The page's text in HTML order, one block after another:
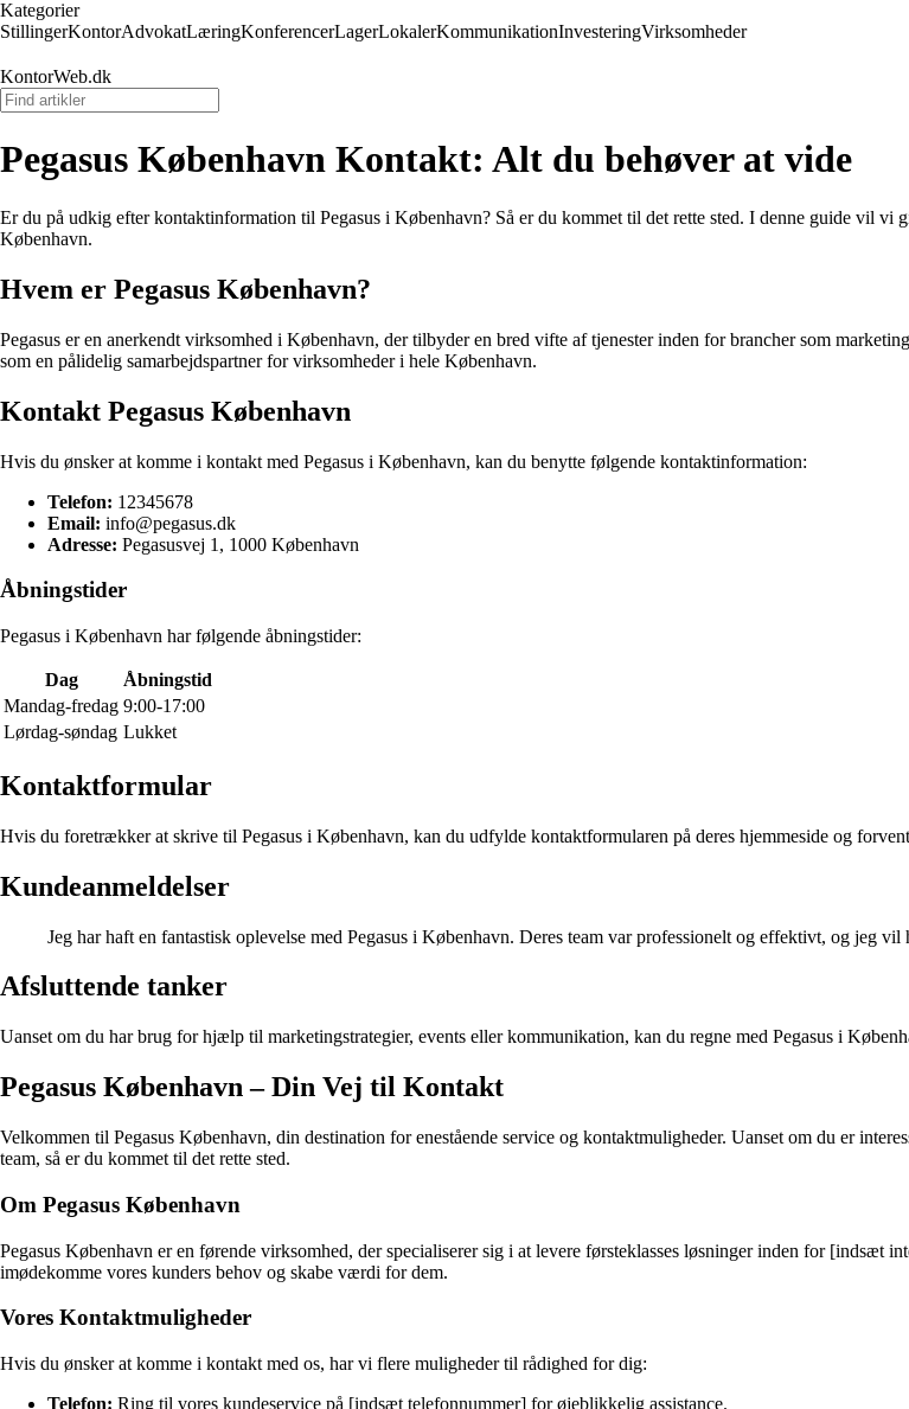
Kategorier
StillingerKontorAdvokatLæringKonferencerLagerLokalerKommunikationInvesteringVirksomheder
KontorWeb.dk
Pegasus København Kontakt: Alt du behøver at vide
Er du på udkig efter kontaktinformation til Pegasus i København? Så er du kommet til det rette sted. I denne guide vil
København.
Hvem er Pegasus København?
Pegasus er en anerkendt virksomhed i København, der tilbyder en bred vifte af tjenester inden for brancher som
som en pålidelig samarbejdspartner for virksomheder i hele København.
Kontakt Pegasus København
Hvis du ønsker at komme i kontakt med Pegasus i København, kan du benytte følgende kontaktinformation:
Telefon: 12345678
Email: info@pegasus.dk
Adresse: Pegasusvej 1, 1000 København
Åbningstider
Pegasus i København har følgende åbningstider:
Dag
Åbningstid
Mandag-fredag 9:00-17:00
Lørdag-søndag Lukket
Kontaktformular
Hvis du foretrækker at skrive til Pegasus i København, kan du udfylde kontaktformularen på deres hjemmeside og
Kundeanmeldelser
Jeg har haft en fantastisk oplevelse med Pegasus i København. Deres team var professionelt og effektivt, og jeg
Afsluttende tanker
Uanset om du har brug for hjælp til marketingstrategier, events eller kommunikation, kan du regne med Pegasus i
Pegasus København – Din Vej til Kontakt
Velkommen til Pegasus København, din destination for enestående service og kontaktmuligheder. Uanset om du er
team, så er du kommet til det rette sted.
Om Pegasus København
Pegasus København er en førende virksomhed, der specialiserer sig i at levere førsteklasses løsninger inden for [indsæt
imødekomme vores kunders behov og skabe værdi for dem.
Vores Kontaktmuligheder
Hvis du ønsker at komme i kontakt med os, har vi flere muligheder til rådighed for dig:
Telefon: Ring til vores kundeservice på [indsæt telefonnummer] for øjeblikkelig assistance.